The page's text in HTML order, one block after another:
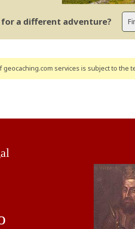
a different adventure?
geocaching.com services is subject to the